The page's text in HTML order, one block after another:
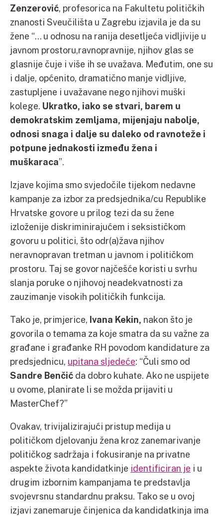
Zenzerović, profesorica na Fakultetu političkih
znanosti Sveučilišta u Zagrebu izjavila je da su
žene “… u odnosu na ranija desetljeća vidljivije u
javnom prostoru,ravnopravnije, njihov glas se
glasnije čuje i više ih se uvažava. Međutim, one su
i dalje, općenito, dramatično manje vidljive,
zastupljene i uvažavane nego njihovi muški
kolege. Ukratko, iako se stvari, barem u
demokratskim zemljama, mijenjaju nabolje,
odnosi snaga i dalje su daleko od ravnoteže i
potpune jednakosti između žena i
muškaraca”.
Izjave kojima smo svjedočile tijekom nedavne
kampanje za izbor za predsjednika/cu Republike
Hrvatske govore u prilog tezi da su žene
izloženije diskriminirajućem i seksističkom
govoru u politici, što odr(a)žava njihov
neravnopravan tretman u javnom i političkom
prostoru. Taj se govor najčešće koristi u svrhu
slanja poruke o njihovoj neadekvatnosti za
zauzimanje visokih političkih funkcija.
Tako je, primjerice, Ivana Kekin, nakon što je
govorila o temama za koje smatra da su važne za
građane i građanke RH povodom kandidature za
predsjednicu, upitana sljedeće: “Čuli smo od
Sandre Benčić da dobro kuhate. Ako ne uspijete
u ovome, planirate li se možda prijaviti u
MasterChef?”
Ovakav, trivijalizirajući pristup medija u
političkom djelovanju žena kroz zanemarivanje
političkog sadržaja i fokusiranje na privatne
aspekte života kandidatkinje identificiran je i u
drugim izbornim kampanjama te predstavlja
svojevrsnu standardnu praksu. Tako se u ovoj
izjavi zanemaruje činjenica da kandidatkinja ima